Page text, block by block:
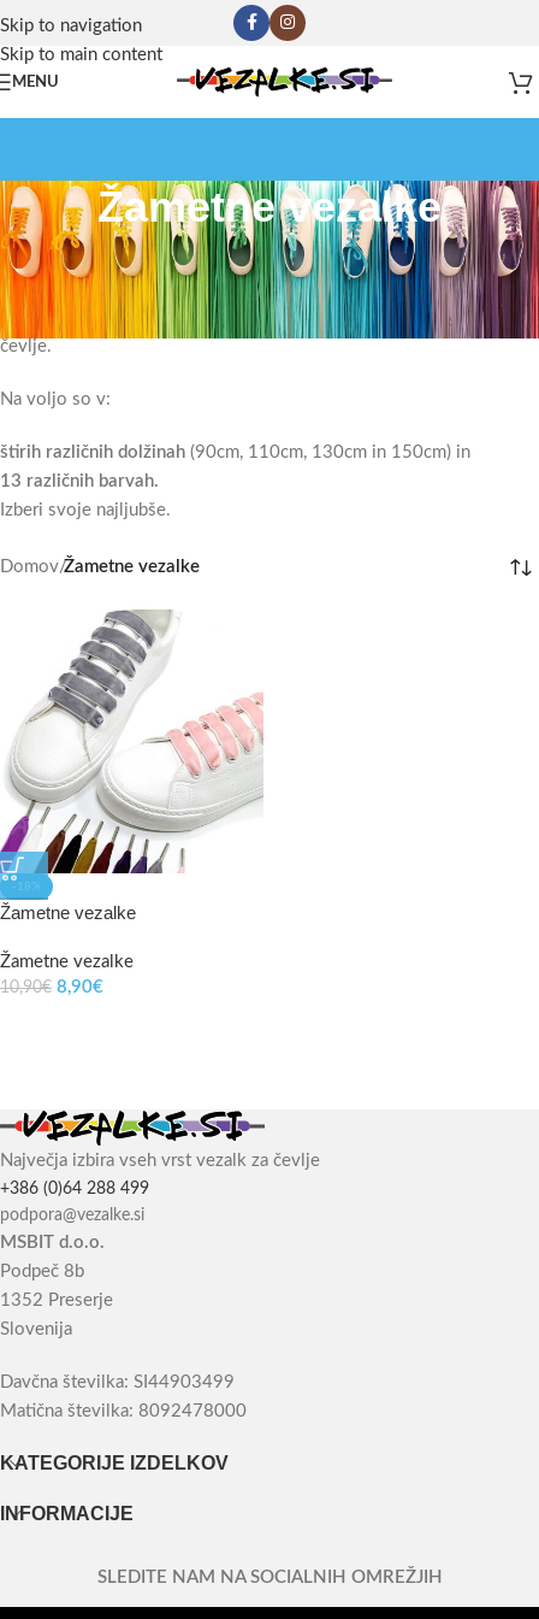
Skip to navigation
Skip to main content
MENU
Žametne vezalke
Žametne vezalke
Mehke na otip in lepe za oko. Idealne vezalke za superge ali otroške
čevlje.
Na voljo so v:
štirih različnih dolžinah (90cm, 110cm, 130cm in 150cm) in
13 različnih barvah.
Izberi svoje najljubše.
Domov/Žametne vezalke
-18%
Žametne vezalke
Žametne vezalke
10,90€ 8,90€
Največja izbira vseh vrst vezalk za čevlje
+386 (0)64 288 499
podpora@vezalke.si
MSBIT d.o.o.
Podpeč 8b
1352 Preserje
Slovenija
Davčna številka: SI44903499
Matična številka: 8092478000
KATEGORIJE IZDELKOV
INFORMACIJE
SLEDITE NAM NA SOCIALNIH OMREŽJIH